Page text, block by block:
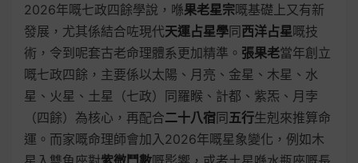
2026年嘅七政四餘學說，喺果老星宗嘅基礎上又有新
發展，尤其係結合咗現代天運占星學同西洋占星嘅技
術，令到呢套古老命理體系更加精準。 張果老當年創立
嘅七政四餘，主要係以太陽、月亮、金星、木星、水
星、火星、土星（七政）同羅睺、計都、紫炁、月孛
（四餘）為核心，再配合二十八宿同五行生剋來推算命
運。而家嘅命理師會加入2026年嘅星象變化，例如木